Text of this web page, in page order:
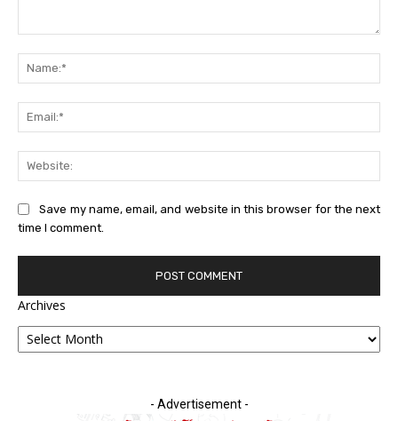
Save my name, email, and website in this browser for the next
time I comment.
Archives
- Advertisement -